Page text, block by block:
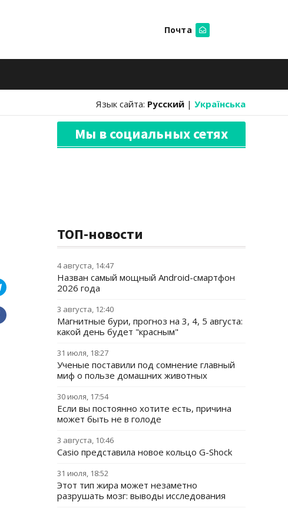
Почта
Язык сайта: Русский | Українська
Мы в социальных сетях
ТОП-новости
4 августа, 14:47
Назван самый мощный Android-смартфон
2026 года
3 августа, 12:40
Магнитные бури, прогноз на 3, 4, 5 августа:
какой день будет "красным"
31 июля, 18:27
Ученые поставили под сомнение главный
миф о пользе домашних животных
30 июля, 17:54
Если вы постоянно хотите есть, причина
может быть не в голоде
3 августа, 10:46
Casio представила новое кольцо G-Shock
31 июля, 18:52
Этот тип жира может незаметно
разрушать мозг: выводы исследования